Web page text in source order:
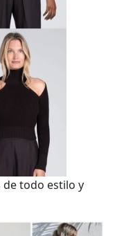
de todo estilo y